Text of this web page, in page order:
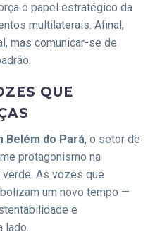
o papel estratégico da
multilaterais. Afinal,
mas comunicar-se de
QUE
Belém do Pará, o setor de
protagonismo na
As vozes que
um novo tempo —
e
lado.